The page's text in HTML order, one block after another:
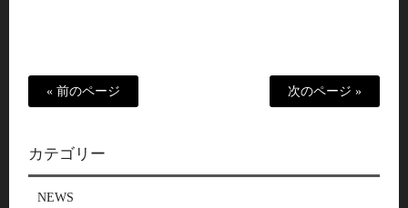
« 前のページ 次のページ »
カテゴリー
NEWS